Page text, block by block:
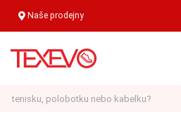
Naše prodejny